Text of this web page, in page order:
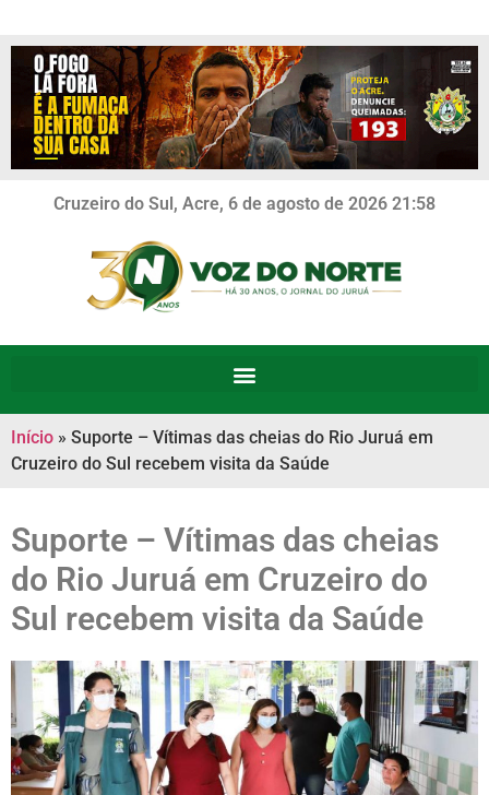
Cruzeiro do Sul, Acre, 6 de agosto de 2026 21:58
Início » Suporte – Vítimas das cheias do Rio Juruá em
Cruzeiro do Sul recebem visita da Saúde
Suporte – Vítimas das cheias
do Rio Juruá em Cruzeiro do
Sul recebem visita da Saúde